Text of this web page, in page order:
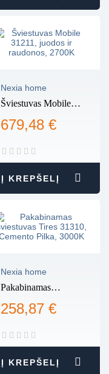
Nexia home
Šviestuvas Mobile
raudonos, 2700K
679,48 €
Į KREPŠELĮ
Nexia home
Pakabinamas
31310, Cemento
258,87 €
Į KREPŠELĮ